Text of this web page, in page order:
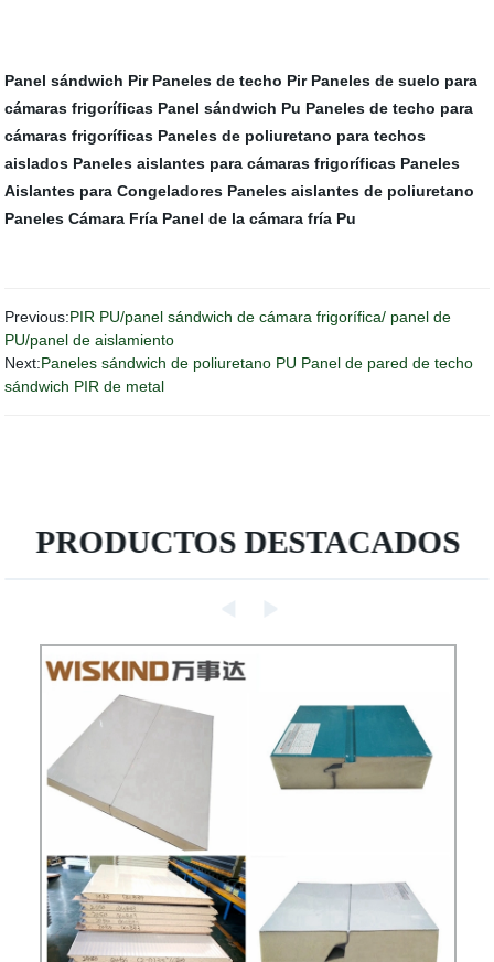
Panel sándwich Pir Paneles de techo Pir Paneles de suelo para
cámaras frigoríficas Panel sándwich Pu Paneles de techo para
cámaras frigoríficas Paneles de poliuretano para techos
aislados Paneles aislantes para cámaras frigoríficas Paneles
Aislantes para Congeladores Paneles aislantes de poliuretano
Paneles Cámara Fría Panel de la cámara fría Pu
Previous:PIR PU/panel sándwich de cámara frigorífica/ panel de
PU/panel de aislamiento
Next:Paneles sándwich de poliuretano PU Panel de pared de techo
sándwich PIR de metal
PRODUCTOS DESTACADOS